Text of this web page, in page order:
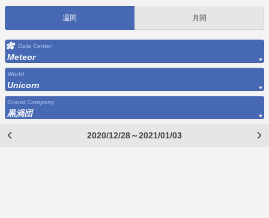
週間 月間
Data Center
Meteor
World
Unicorn
Grand Company
黒渦団
2020/12/28～2021/01/03